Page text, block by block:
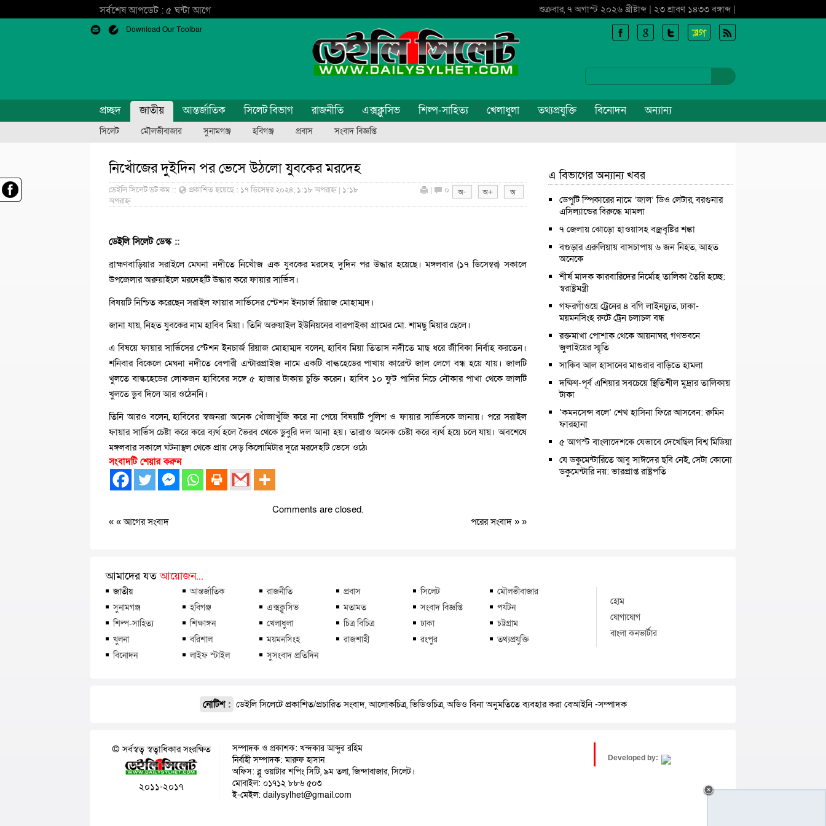
সর্বশেষ আপডেট : ৫ ঘন্টা আগে শুক্রবার, ৭ অগাস্ট ২০২৬ খ্রীষ্টাব্দ | ২৩ শ্রাবণ ১৪৩৩ বঙ্গাব্দ |
Download Our Toolbar
প্রচ্ছদ জাতীয় আন্তর্জাতিক সিলেট বিভাগ রাজনীতি এক্সক্লুসিভ শিল্প-সাহিত্য খেলাধুলা তথ্যপ্রযুক্তি বিনোদন অন্যান্য
সিলেট মৌলভীবাজার সুনামগঞ্জ হবিগঞ্জ প্রবাস সংবাদ বিজ্ঞপ্তি
নিখোঁজের দুইদিন পর ভেসে উঠলো যুবকের মরদেহ
ডেইলি সিলেট ডট কম ::
প্রকাশিত হয়েছে : ১৭ ডিসেম্বর ২০২৪, ১:১৮ অপরাহ্ন | ১:১৮
অপরাহ্ন
| ০
ডেইলি সিলেট ডেস্ক ::
ব্রাহ্মণবাড়িয়ার সরাইলে মেঘনা নদীতে নিখোঁজ এক যুবকের মরদেহ দুদিন পর উদ্ধার হয়েছে। মঙ্গলবার (১৭ ডিসেম্বর) সকালে
উপজেলার অরুয়াইলে মরদেহটি উদ্ধার করে ফায়ার সার্ভিস।
বিষয়টি নিশ্চিত করেছেন সরাইল ফায়ার সার্ভিসের স্টেশন ইনচার্জ রিয়াজ মোহাম্মদ।
জানা যায়, নিহত যুবকের নাম হাবিব মিয়া। তিনি অরুয়াইল ইউনিয়নের বারপাইকা গ্রামের মো. শামছু মিয়ার ছেলে।
এ বিষয়ে ফায়ার সার্ভিসের স্টেশন ইনচার্জ রিয়াজ মোহাম্মদ বলেন, হাবিব মিয়া তিতাস নদীতে মাছ ধরে জীবিকা নির্বাহ করতেন।
শনিবার বিকেলে মেঘনা নদীতে বেপারী এন্টারপ্রাইজ নামে একটি বাল্কহেডের পাখায় কারেন্ট জাল লেগে বন্ধ হয়ে যায়। জালটি
খুলতে বাল্কহেডের লোকজন হাবিবের সঙ্গে ৫ হাজার টাকায় চুক্তি করেন। হাবিব ১০ ফুট পানির নিচে নৌকার পাখা থেকে জালটি
খুলতে ডুব দিলে আর ওঠেননি।
তিনি আরও বলেন, হাবিবের স্বজনরা অনেক খোঁজাখুঁজি করে না পেয়ে বিষয়টি পুলিশ ও ফায়ার সার্ভিসকে জানায়। পরে সরাইল
ফায়ার সার্ভিস চেষ্টা করে করে ব্যর্থ হলে ভৈরব থেকে ডুবুরি দল আনা হয়। তারাও অনেক চেষ্টা করে ব্যর্থ হয়ে চলে যায়। অবশেষে
মঙ্গলবার সকালে ঘটনাস্থল থেকে প্রায় দেড় কিলোমিটার দূরে মরদেহটি ভেসে ওঠে৷
সংবাদটি শেয়ার করুন
Comments are closed.
« «আগের সংবাদ পরের সংবাদ » »
এ বিভাগের অন্যান্য খবর
ডেপুটি স্পিকারের নামে ‘জাল’ ডিও লেটার, বরগুনার
এসিল্যান্ডের বিরুদ্ধে মামলা
৭ জেলায় ঝোড়ো হাওয়াসহ বজ্রবৃষ্টির শঙ্কা
বগুড়ার এরুলিয়ায় বাসচাপায় ৬ জন নিহত, আহত
অনেকে
শীর্ষ মাদক কারবারিদের নির্মোহ তালিকা তৈরি হচ্ছে:
স্বরাষ্ট্রমন্ত্রী
গফরগাঁওয়ে ট্রেনের ৪ বগি লাইনচ্যুত, ঢাকা-
ময়মনসিংহ রুটে ট্রেন চলাচল বন্ধ
রক্তমাখা পোশাক থেকে আয়নাঘর, গণভবনে
জুলাইয়ের স্মৃতি
সাকিব আল হাসানের মাগুরার বাড়িতে হামলা
দক্ষিণ-পূর্ব এশিয়ার সবচেয়ে স্থিতিশীল মুদ্রার তালিকায়
টাকা
‘কমনসেন্স বলে’ শেখ হাসিনা ফিরে আসবেন: রুমিন
ফারহানা
৫ আগস্ট বাংলাদেশকে যেভাবে দেখেছিল বিশ্ব মিডিয়া
যে ডকুমেন্টারিতে আবু সাঈদের ছবি নেই, সেটা কোনো
ডকুমেন্টারি নয়: ভারপ্রাপ্ত রাষ্ট্রপতি
আমাদের যতআয়োজন...
জাতীয় আন্তর্জাতিক রাজনীতি প্রবাস সিলেট
মৌলভীবাজার
সুনামগঞ্জ
হবিগঞ্জ এক্সক্লুসিভ মতামত সংবাদ বিজ্ঞপ্তি
পর্যটন
শিল্প-সাহিত্য
শিক্ষাঙ্গন খেলাধুলা চিত্র বিচিত্র ঢাকা
চট্টগ্রাম
খুলনা
বরিশাল ময়মনসিংহ রাজশাহী রংপুর
তথ্যপ্রযুক্তি
বিনোদন
লাইফ স্টাইল সুসংবাদ প্রতিদিন
হোম
যোগাযোগ
বাংলা কনভার্টার
নোটিশ : ডেইলি সিলেটে প্রকাশিত/প্রচারিত সংবাদ, আলোকচিত্র, ভিডিওচিত্র, অডিও বিনা অনুমতিতে ব্যবহার করা বেআইনি -সম্পাদক
© সর্বস্বত্ব স্বত্বাধিকার সংরক্ষিত
২০১১-২০১৭
সম্পাদক ও প্রকাশক: খন্দকার আব্দুর রহিম
নির্বাহী সম্পাদক: মারুফ হাসান
অফিস: ব্লু ওয়াটার শপিং সিটি, ৯ম তলা, জিন্দাবাজার, সিলেট।
মোবাইল: ০১৭১২ ৮৮৬ ৫০৩
ই-মেইল: dailysylhet@gmail.com
Developed by: